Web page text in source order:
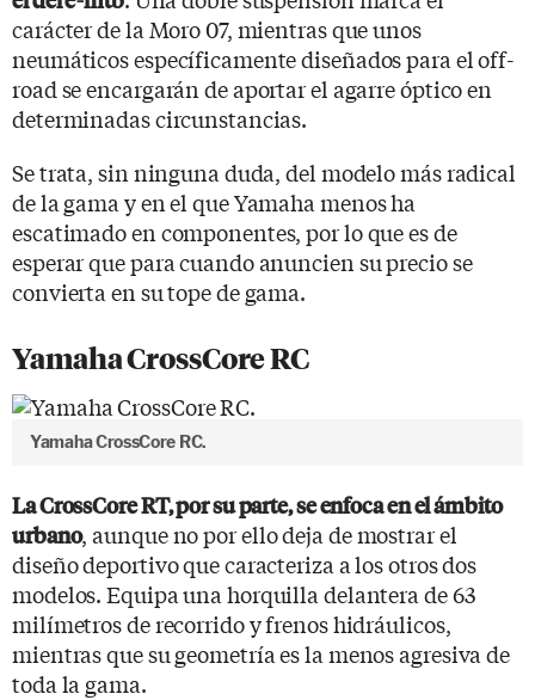
carácter de la Moro 07, mientras que unos
neumáticos específicamente diseñados para el off-
road se encargarán de aportar el agarre óptico en
determinadas circunstancias.
Se trata, sin ninguna duda, del modelo más radical
de la gama y en el que Yamaha menos ha
escatimado en componentes, por lo que es de
esperar que para cuando anuncien su precio se
convierta en su tope de gama.
Yamaha CrossCore RC
Yamaha CrossCore RC.
La CrossCore RT, por su parte, se enfoca en el ámbito
urbano, aunque no por ello deja de mostrar el
diseño deportivo que caracteriza a los otros dos
modelos. Equipa una horquilla delantera de 63
milímetros de recorrido y frenos hidráulicos,
mientras que su geometría es la menos agresiva de
toda la gama.